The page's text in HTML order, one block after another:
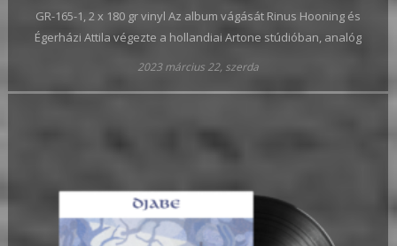
GR-165-1, 2 x 180 gr vinyl Az album vágását Rinus Hooning és
Égerházi Attila végezte a hollandiai Artone stúdióban, analóg
2023 március 22, szerda